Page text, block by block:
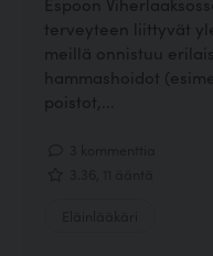
terveyteen liittyvät
meillä onnistuu
hammashoidot
poistot,...